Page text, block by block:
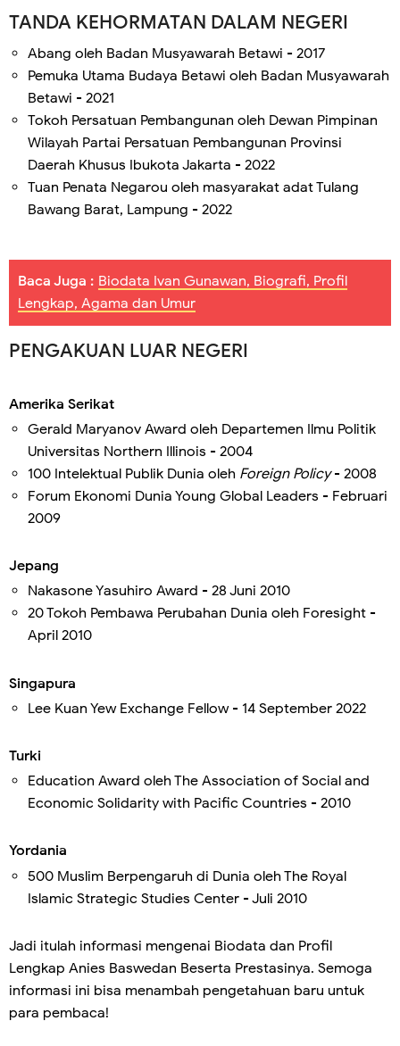
TANDA KEHORMATAN DALAM NEGERI
Abang oleh Badan Musyawarah Betawi - 2017
Pemuka Utama Budaya Betawi oleh Badan Musyawarah
Betawi - 2021
Tokoh Persatuan Pembangunan oleh Dewan Pimpinan
Wilayah Partai Persatuan Pembangunan Provinsi
Daerah Khusus Ibukota Jakarta - 2022
Tuan Penata Negarou oleh masyarakat adat Tulang
Bawang Barat, Lampung - 2022
Baca Juga : Biodata Ivan Gunawan, Biografi, Profil
Lengkap, Agama dan Umur
PENGAKUAN LUAR NEGERI
Amerika Serikat
Gerald Maryanov Award oleh Departemen Ilmu Politik
Universitas Northern Illinois - 2004
100 Intelektual Publik Dunia oleh Foreign Policy- 2008
Forum Ekonomi Dunia Young Global Leaders - Februari
2009
Jepang
Nakasone Yasuhiro Award - 28 Juni 2010
20 Tokoh Pembawa Perubahan Dunia oleh Foresight -
April 2010
Singapura
Lee Kuan Yew Exchange Fellow - 14 September 2022
Turki
Education Award oleh The Association of Social and
Economic Solidarity with Pacific Countries - 2010
Yordania
500 Muslim Berpengaruh di Dunia oleh The Royal
Islamic Strategic Studies Center - Juli 2010
Jadi itulah informasi mengenai Biodata dan Profil
Lengkap Anies Baswedan Beserta Prestasinya. Semoga
informasi ini bisa menambah pengetahuan baru untuk
para pembaca!